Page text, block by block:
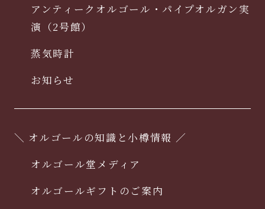
アンティークオルゴール・パイプオルガン実
演（2号館）
蒸気時計
お知らせ
＼ オルゴールの知識と小樽情報 ／
オルゴール堂メディア
オルゴールギフトのご案内